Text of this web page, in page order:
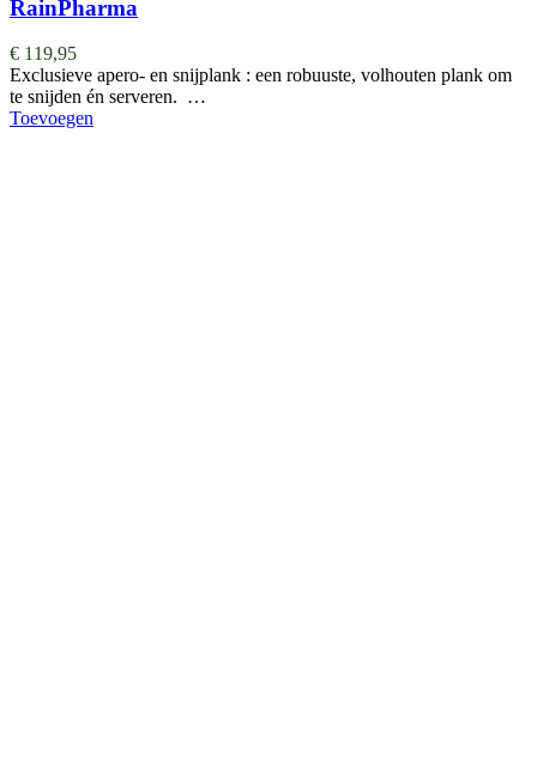
RainPharma
€ 119,95
Exclusieve apero- en snijplank : een robuuste, volhouten plank om
te snijden én serveren. …
Toevoegen